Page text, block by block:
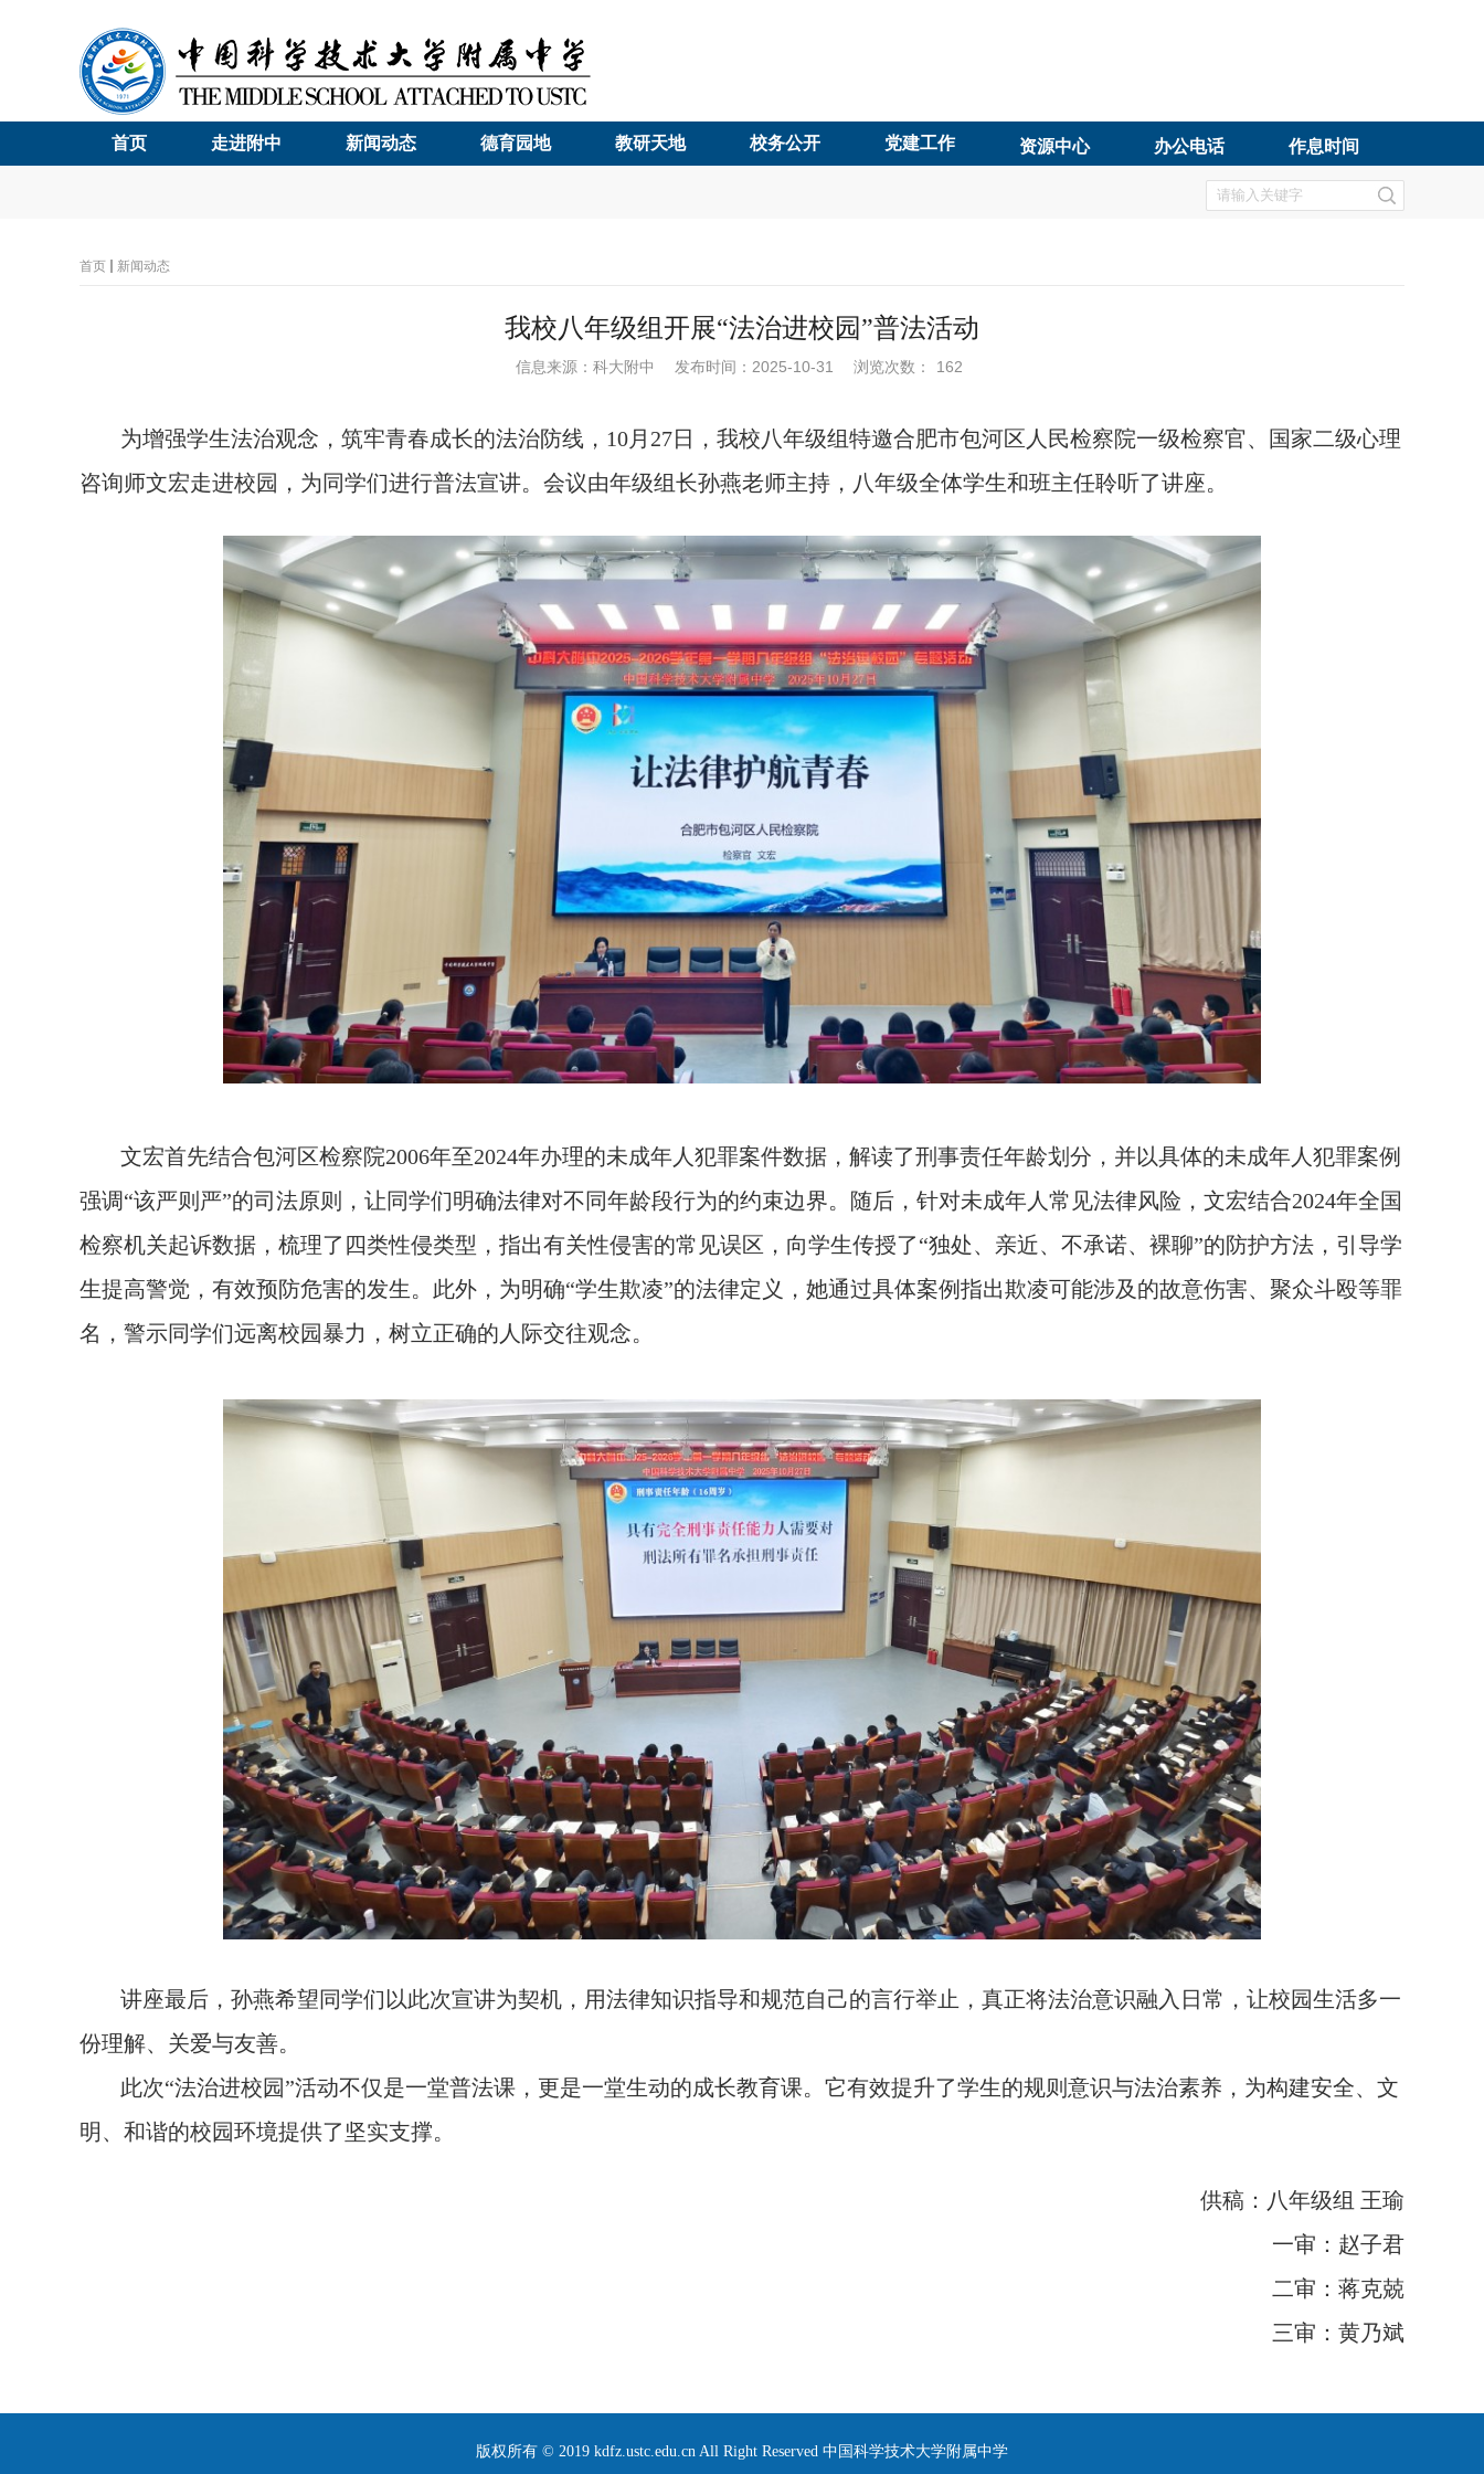
首页 走进附中 新闻动态 德育园地 教研天地 校务公开 党建工作 资源中心 办公电话 作息时间
首页 新闻动态
我校八年级组开展“法治进校园”普法活动
信息来源：科大附中 发布时间：2025-10-31 浏览次数： 162
为增强学生法治观念，筑牢青春成长的法治防线， 10月 27日，我校八年级组特邀合肥市包河区人民检察院一级检察官、国家二级心理
咨询师文宏走进校园，为同学们进行普法宣讲。会议由年级组长孙燕老师主持，八年级全体学生和班主任聆听了讲座。
文宏首先结合包河区检察院2006年至2024年办理的未成年人犯罪案件数据，解读了刑事责任年龄划分，并以具体的未成年人犯罪案例
强调“该严则严”的司法原则，让同学们明确法律对不同年龄段行为的约束边界。 随后，针对未成年人常见法律风险，文宏结合2024年全国
检察机关起诉数据，梳理了四类性侵类型，指出有关性侵害的常见误区，向学生传授了“独处、 亲近、不承诺、 裸聊”的防护方法，引导学
生提高警觉，有效预防危害的发生。此外，为明确“学生欺凌”的法律定义，她通过具体案例指出欺凌可能涉及的故意伤害、聚众斗殴等罪
名，警示同学们远离校园暴力，树立正确的人际交往观念。
讲座最后，孙燕希望同学们以此次宣讲为契机，用法律知识指导和规范自己的言行举止，真正将法治意识融入日常，让校园生活多一
份理解、关爱与友善。
此次“法治进校园”活动不仅是一堂普法课，更是一堂生动的成长教育课。它有效提升了学生的规则意识与法治素养，为构建安全、文
明、和谐的校园环境提供了坚实支撑。
供稿：八年级组 王瑜
一审：赵子君
二审：蒋克兢
三审：黄乃斌
版权所有 © 2019 kdfz.ustc.edu.cn All Right Reserved 中国科学技术大学附属中学